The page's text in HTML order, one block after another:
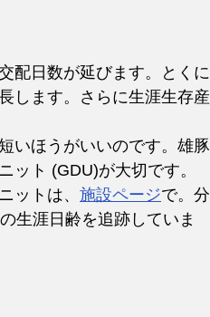
配日数が延びます。とくに
します。さらに生涯生存産
いほうがいいのです。雄豚
ット (GDU)が大切です。
ットは、 施設ページで。分
生涯日齢を追跡していま